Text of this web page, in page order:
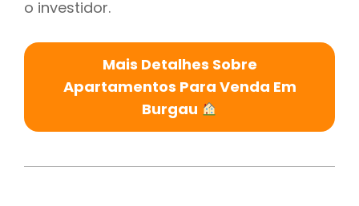
o investidor.
Mais Detalhes Sobre
Apartamentos Para Venda Em
Burgau